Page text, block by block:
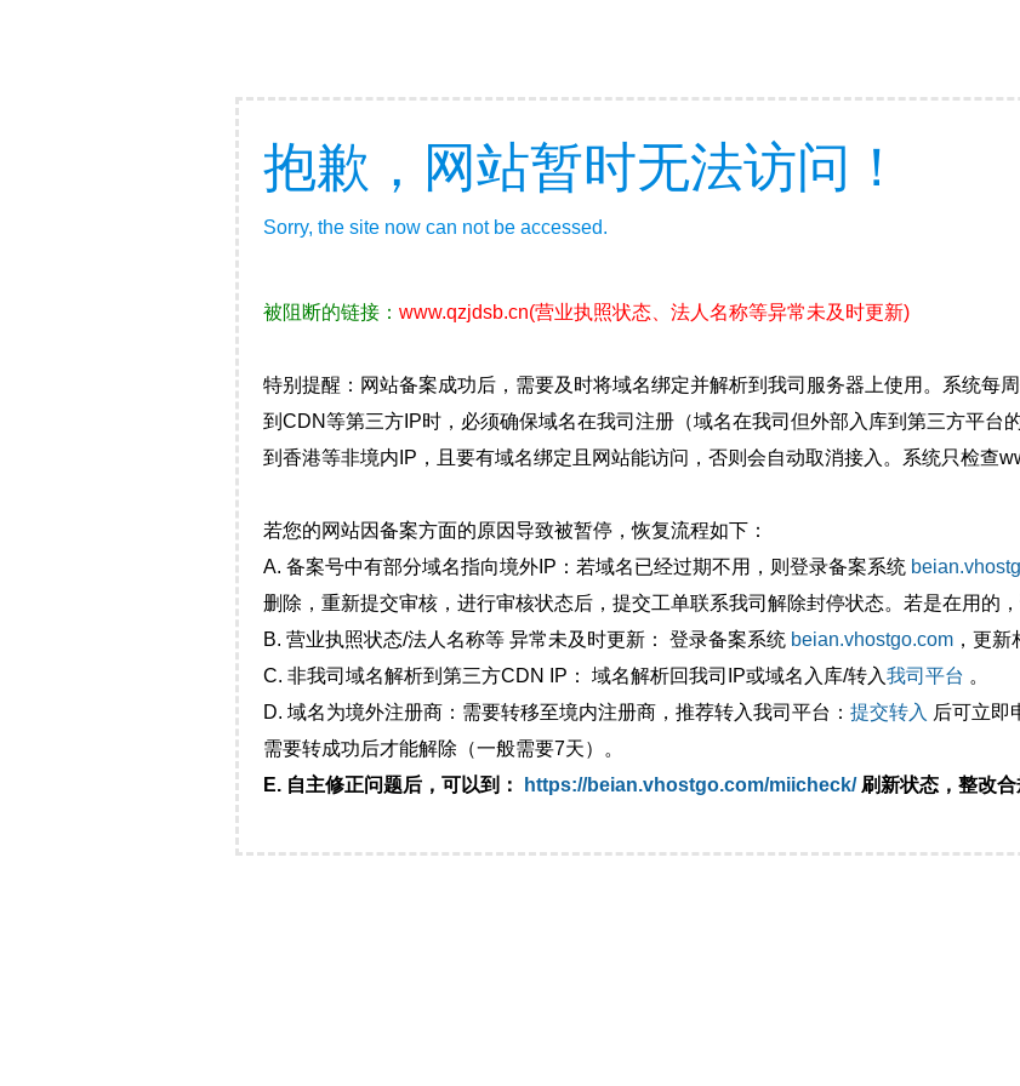
抱歉，网站暂时无法访问！
Sorry, the site now can not be accessed.
被阻断的链接： www.qzjdsb.cn(营业执照状态、法人名称等异常未及时更新)
特别提醒：网站备案成功后，需要及时将域名绑定并解析到我司服务器上使用。系统每
到CDN等第三方IP时，必须确保域名在我司注册（域名在我司但外部入库到第三方平台
到香港等非境内IP，且要有域名绑定且网站能访问，否则会自动取消接入。系统只检查
若您的网站因备案方面的原因导致被暂停，恢复流程如下：
A. 备案号中有部分域名指向境外IP：若域名已经过期不用，则登录备案系统
删除，重新提交审核，进行审核状态后，提交工单联系我司解除封停状态。若是在用的，
B. 营业执照状态/法人名称等 异常未及时更新： 登录备案系统 beian.vhostgo.com ，更
C. 非我司域名解析到第三方CDN IP： 域名解析回我司IP或域名入库/转入我司平台 。
D. 域名为境外注册商：需要转移至境内注册商，推荐转入我司平台： 提交转入 后可立即
需要转成功后才能解除（一般需要7天）。
E. 自主修正问题后，可以到：
https://beian.vhostgo.com/miicheck/刷新状态，整改合